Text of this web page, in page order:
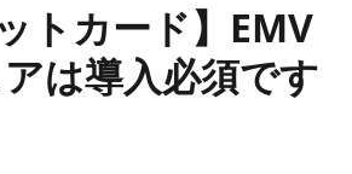
トカード】EMV
は導入必須です